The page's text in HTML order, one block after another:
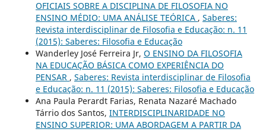
OFICIAIS SOBRE A DISCIPLINA DE FILOSOFIA NO
ENSINO MÉDIO: UMA ANÁLISE TEÓRICA , Saberes:
Revista interdisciplinar de Filosofia e Educação: n. 11
(2015): Saberes: Filosofia e Educação
Wanderley José Ferreira Jr, O ENSINO DA FILOSOFIA
NA EDUCAÇÃO BÁSICA COMO EXPERIÊNCIA DO
PENSAR , Saberes: Revista interdisciplinar de Filosofia
e Educação: n. 11 (2015): Saberes: Filosofia e Educação
Ana Paula Perardt Farias, Renata Nazaré Machado
Tárrio dos Santos, INTERDISCIPLINARIDADE NO
ENSINO SUPERIOR: UMA ABORDAGEM A PARTIR DA